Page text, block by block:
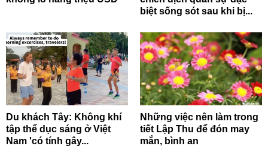
biệt sống sót sau khi bị...
Du khách Tây: Không khí
tập thể dục sáng ở Việt
Nam 'có tính gây...
Những việc nên làm trong
tiết Lập Thu để đón may
mắn, bình an